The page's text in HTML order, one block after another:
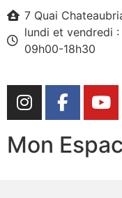
7 Quai
lundi et vendredi
09h00-18h30
Mon